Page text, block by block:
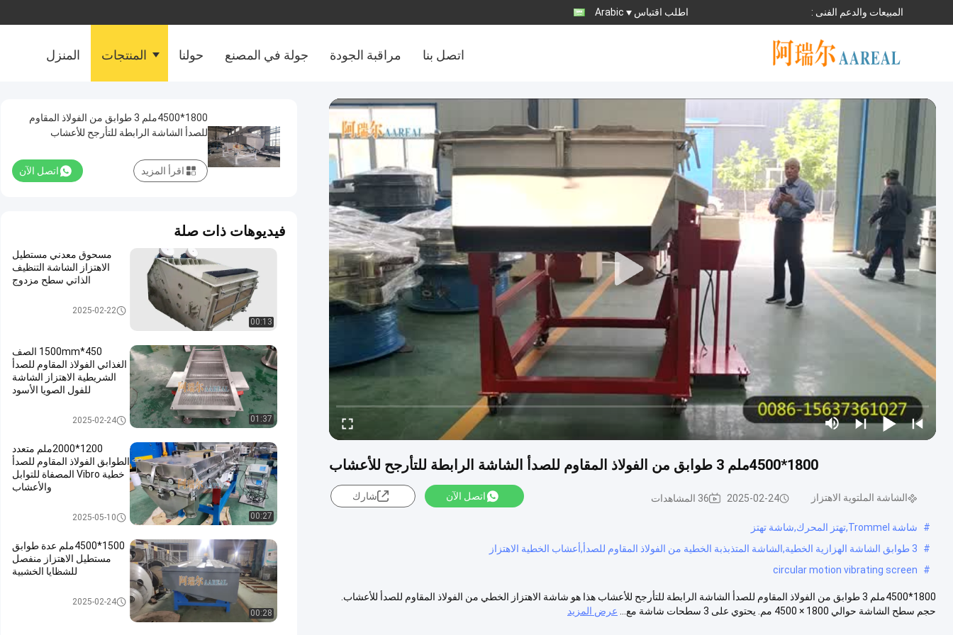
المبيعات والدعم الفنى : اطلب اقتباس Arabic
المنزل المنتجات حولنا جولة في المصنع مراقبة الجودة اتصل بنا
1800*4500ملم 3 طوابق من الفولاذ المقاوم للصدأ الشاشة الرابطة للتأرجح للأعشاب
الشاشة الملتوية الاهتزاز 2025-02-24 36 المشاهدات اتصل الآن شارك
#
شاشة Trommel,تهتز المحرك,شاشة تهتز
#
3 طوابق الشاشة الهزازية الخطية,الشاشة المتذبذبة الخطية من الفولاذ المقاوم للصدأ,أعشاب الخطية الاهتزاز
#
circular motion vibrating screen
1800*4500ملم 3 طوابق من الفولاذ المقاوم للصدأ الشاشة الرابطة للتأرجح للأعشاب هذا هو شاشة الاهتزاز الخطي من الفولاذ المقاوم للصدأ للأعشاب.
حجم سطح الشاشة حوالي 1800 × 4500 مم. يحتوي على 3 سطحات شاشة مع...
عرض المزيد
1800*4500ملم 3 طوابق من الفولاذ المقاوم
للصدأ الشاشة الرابطة للتأرجح للأعشاب
اتصل الآن اقرأ المزيد
فيديوهات ذات صلة
00:13
مسحوق معدني مستطيل
الاهتزاز الشاشة التنظيف
الذاتي سطح مزدوج
الشاشة الملتوية الاهتزاز2025-02-22
01:37
450*1500mm الصف
الغذائي الفولاذ المقاوم للصدأ
الشريطية الاهتزاز الشاشة
للفول الصويا الأسود
الشاشة الملتوية الاهتزاز2025-02-24
00:27
1200*2000ملم متعدد
الطوابق الفولاذ المقاوم للصدأ
خطية Vibro المصفاة للتوابل
والأعشاب
الشاشة الملتوية الاهتزاز2025-05-10
00:28
1500*4500ملم عدة طوابق
مستطيل الاهتزاز منفصل
للشظايا الخشبية
الشاشة الملتوية الاهتزاز2025-02-24